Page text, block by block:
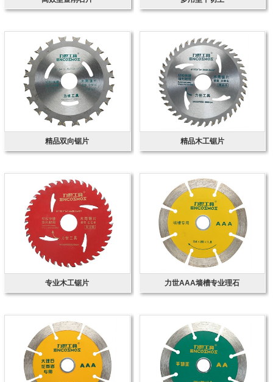
精品双向锯片 精品木工锯片
专业木工锯片 力世AAA墙槽专业理石